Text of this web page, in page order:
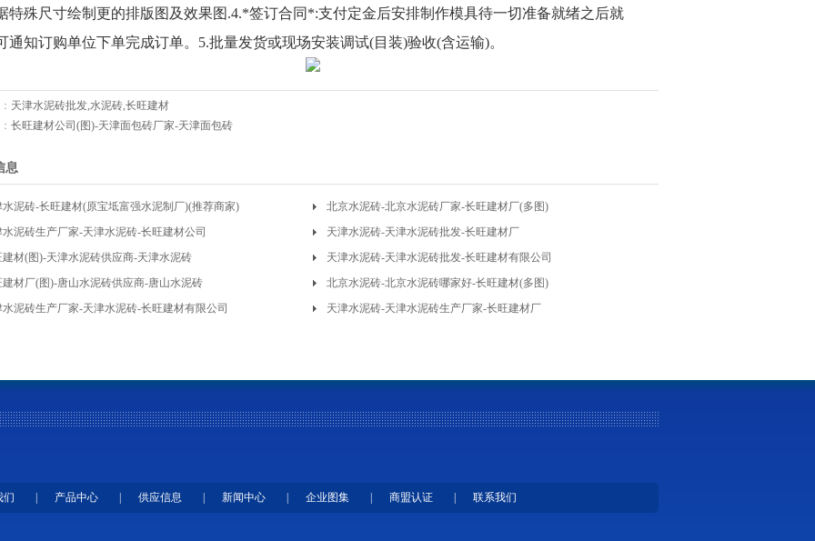
特殊尺寸绘制更的排版图及效果图.4.*签订合同*:支付定金后安排制作模具待一切准备就绪之后就
通知订购单位下单完成订单。5.批量发货或现场安装调试(目装)验收(含运输)。
天津水泥砖批发,水泥砖,长旺建材
长旺建材公司(图)-天津面包砖厂家-天津面包砖
息
水泥砖-长旺建材(原宝坻富强水泥制厂)(推荐商家)
北京水泥砖-北京水泥砖厂家-长旺建材厂(多图)
水泥砖生产厂家-天津水泥砖-长旺建材公司
天津水泥砖-天津水泥砖批发-长旺建材厂
建材(图)-天津水泥砖供应商-天津水泥砖
天津水泥砖-天津水泥砖批发-长旺建材有限公司
建材厂(图)-唐山水泥砖供应商-唐山水泥砖
北京水泥砖-北京水泥砖哪家好-长旺建材(多图)
水泥砖生产厂家-天津水泥砖-长旺建材有限公司
天津水泥砖-天津水泥砖生产厂家-长旺建材厂
们 产品中心 供应信息 新闻中心 企业图集 商盟认证 联系我们